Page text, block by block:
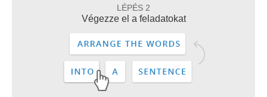
LÉPÉS 2
Végezze el a feladatokat